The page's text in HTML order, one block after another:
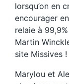
lorsqu’on en
encourager
relaie à
Martin
site Missives !
Marylou et